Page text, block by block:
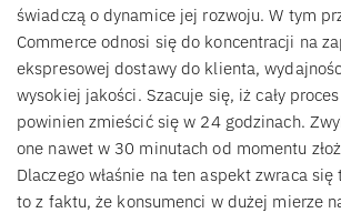
świadczą o dynamice jej rozwoju. W tym
Commerce odnosi się do koncentracji na
ekspresowej dostawy do klienta,
wysokiej jakości. Szacuje się, iż cały
powinien zmieścić się w 24 godzinach.
one nawet w 30 minutach od momentu
Dlaczego właśnie na ten aspekt zwraca
to z faktu, że konsumenci w dużej mierze